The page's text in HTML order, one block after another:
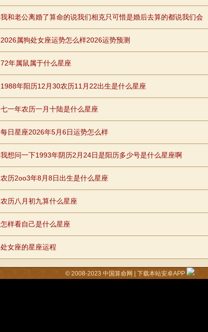
我和老公离婚了算命的说我们相克只可惜是婚后去算的都说我们会
2026属狗处女座运势怎么样2026运势预测
72年属鼠属于什么星座
1988年阳历12月30农历11月22出生是什么星座
七一年农历一月十陆是什么星座
每日星座2026年5月6日运势怎么样
我想问一下1993年阴历2月24日是阳历多少号是什么星座啊
农历2oo3年8月8日出生是什么星座
农历八月初九算什么星座
怎样看自己是什么星座
处女座的星座运程
© 2008-2023 中国算命网 |下载本站安卓APP